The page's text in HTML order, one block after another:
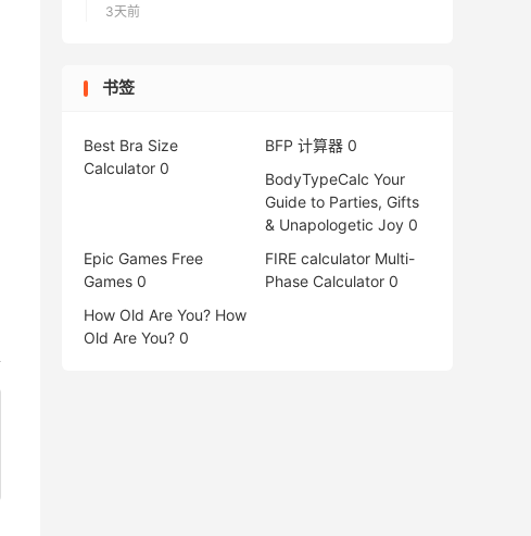
3天前
书签
Best Bra Size
Calculator 0
BFP 计算器 0
BodyTypeCalc Your
Guide to Parties, Gifts
& Unapologetic Joy 0
Epic Games Free
Games 0
FIRE calculator Multi-
Phase Calculator 0
How Old Are You? How
Old Are You? 0